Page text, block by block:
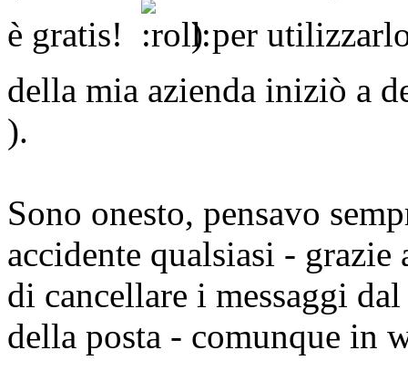
è gratis!
) per
della mia azienda iniziò a
).
Sono onesto, pensavo
accidente qualsiasi -
di cancellare i messaggi
della posta - comunque in